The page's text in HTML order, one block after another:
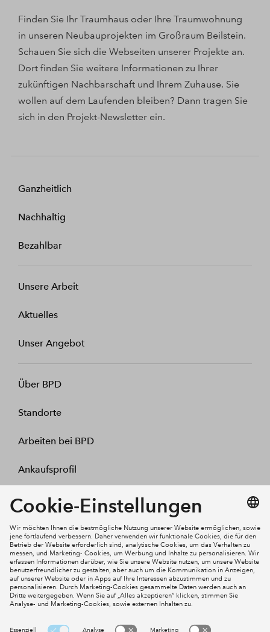
Finden Sie Ihr Traumhaus oder Ihre Traumwohnung
in unseren Neubauprojekten im Großraum Beilstein.
Schauen Sie sich die Webseiten unserer Projekte an.
Dort finden Sie weitere Informationen zu Ihrer
zukünftigen Nachbarschaft und Ihrem Zuhause. Sie
wollen auf dem Laufenden bleiben? Dann tragen Sie
sich in den Projekt-Newsletter ein.
Ganzheitlich
Nachhaltig
Bezahlbar
Unsere Arbeit
Aktuelles
Unser Angebot
Über BPD
Standorte
Arbeiten bei BPD
Ankaufsprofil
Kontakt
Mein Konto
Social Media